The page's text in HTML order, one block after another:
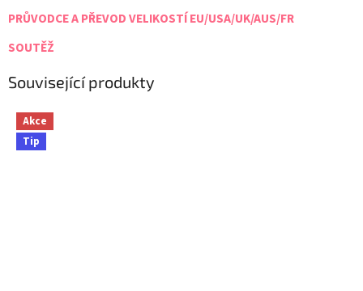
PRŮVODCE A PŘEVOD VELIKOSTÍ EU/USA/UK/AUS/FR
SOUTĚŽ
Související produkty
Akce
Tip